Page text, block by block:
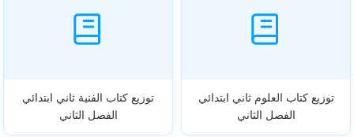
توزيع كتاب العلوم ثاني ابتدائي
الفصل الثاني
توزيع كتاب الفنية ثاني ابتدائي
الفصل الثاني